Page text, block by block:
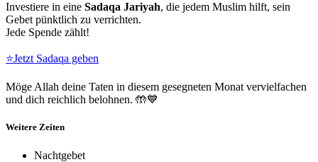
Investiere in eine Sadaqa Jariyah, die jedem Muslim hilft, sein
Gebet pünktlich zu verrichten.
Jede Spende zählt!
⭐Jetzt Sadaqa geben
Möge Allah deine Taten in diesem gesegneten Monat vervielfachen
und dich reichlich belohnen. 🤲💙
Weitere Zeiten
Nachtgebet